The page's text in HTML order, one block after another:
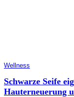
Wellness
Schwarze Seife
Hauterneuerung